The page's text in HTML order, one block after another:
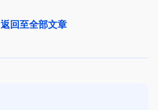
返回至全部文章